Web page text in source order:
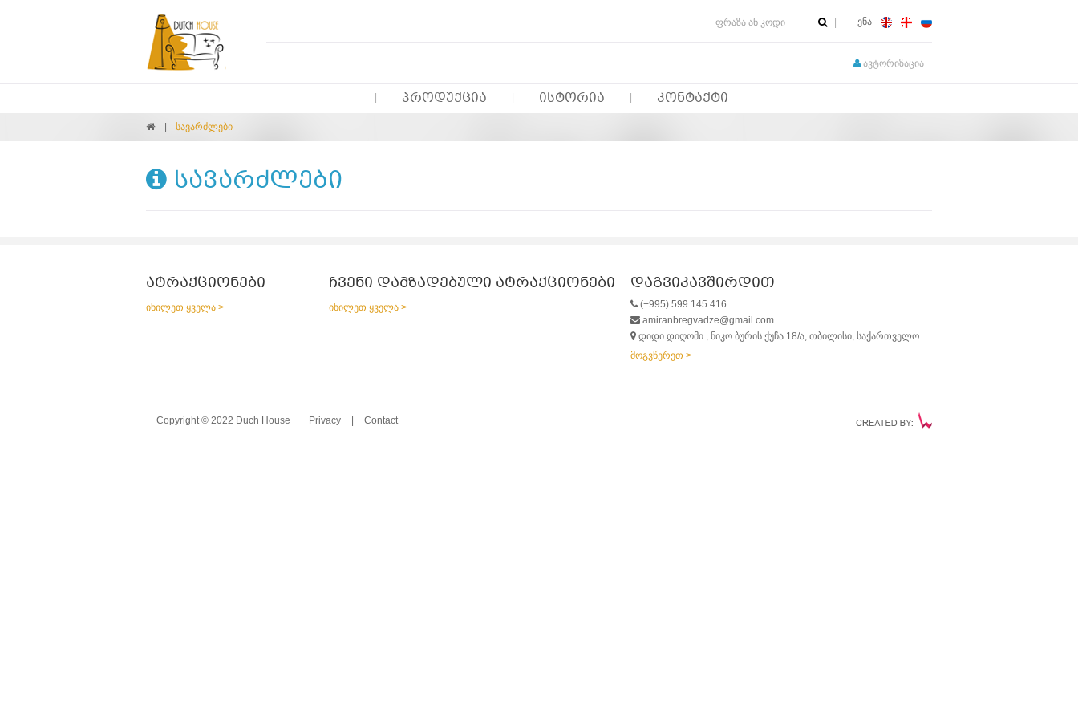
ენა
ავტორიზაცია
ᲞᲠᲝᲓᲣᲥᲪᲘᲐ ᲘᲡᲢᲝᲠᲘᲐ ᲙᲝᲜᲢᲐᲥᲢᲘ
სავარძლები
სავარძლები
ატრაქციონები
იხილეთ ყველა >
ჩვენი დამზადებული ატრაქციონები
იხილეთ ყველა >
დაგვიკავშირდით
(+995) 599 145 416
amiranbregvadze@gmail.com
დიდი დიღომი , ნიკო ბურის ქუჩა 18/ა, თბილისი, საქართველო
მოგვწერეთ >
Copyright © 2022 Duch House Privacy Contact